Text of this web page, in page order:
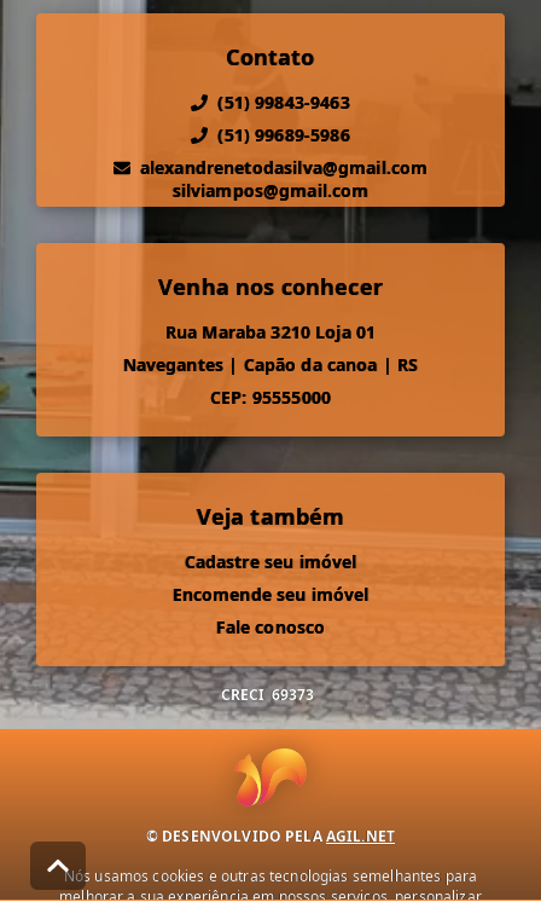
Contato
(51) 99843-9463
(51) 99689-5986
alexandrenetodasilva@gmail.com
silviampos@gmail.com
Venha nos conhecer
Rua Maraba 3210 Loja 01
Navegantes | Capão da canoa | RS
CEP: 95555000
Veja também
Cadastre seu imóvel
Encomende seu imóvel
Fale conosco
CRECI 69373
© DESENVOLVIDO PELAAGIL.NET
Nós usamos cookies e outras tecnologias semelhantes para
melhorar a sua experiência em nossos serviços, personalizar